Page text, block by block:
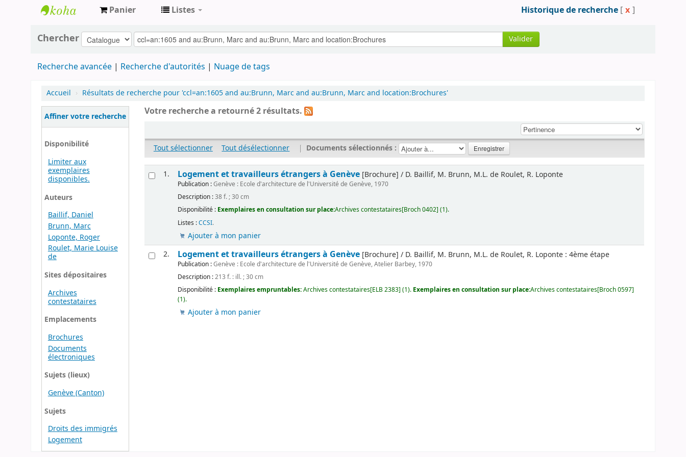
Archives
contestataires
Panier Listes Historique de recherche [ x ]
Chercher Valider
Recherche avancée Recherche d'autorités Nuage de tags
Accueil › Résultats de recherche pour 'ccl=an:1605 and au:Brunn, Marc and au:Brunn, Marc and location:Brochures'
Affiner votre recherche
Disponibilité
Limiter aux
exemplaires
disponibles.
Auteurs
Baillif, Daniel
Brunn, Marc
Loponte, Roger
Roulet, Marie Louise
de
Sites dépositaires
Archives
contestataires
Emplacements
Brochures
Documents
électroniques
Sujets (lieux)
Genève (Canton)
Sujets
Droits des immigrés
Logement
Votre recherche a retourné 2 résultats.
Tout sélectionner Tout désélectionner | Documents sélectionnés :
1. Logement et travailleurs étrangers à Genève [Brochure] / D. Baillif, M. Brunn, M.L. de Roulet, R. Loponte
Publication :Genève : Ecole d'architecture de l'Université de Genève, 1970
Description :38 f. ; 30 cm
Disponibilité : Exemplaires en consultation sur place:Archives contestataires[Broch 0402] (1).
Listes :CCSI.
Ajouter à mon panier
2.
Logement et travailleurs étrangers à Genève [Brochure] / D. Baillif, M. Brunn, M.L. de Roulet, R. Loponte : 4ème étape
Publication :Genève : Ecole d'architecture de l'Université de Genève, Atelier Barbey, 1970
Description :213 f. : ill. ; 30 cm
Disponibilité : Exemplaires empruntables:Archives contestataires[ELB 2383] (1). Exemplaires en consultation sur place:Archives contestataires[Broch 0597]
(1).
Ajouter à mon panier